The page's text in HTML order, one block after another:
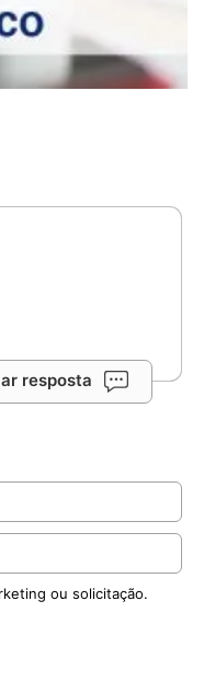
resposta
ou solicitação.